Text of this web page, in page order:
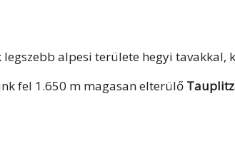
legszebb alpesi területe hegyi tavakkal,
fel 1.650 m magasan elterülő